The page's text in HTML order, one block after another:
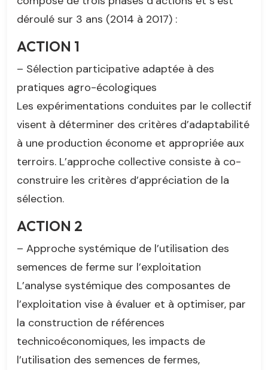
déroulé sur 3 ans (2014 à 2017) :
ACTION 1
– Sélection participative adaptée à des
pratiques agro-écologiques
Les expérimentations conduites par le collectif
visent à déterminer des critères d’adaptabilité
à une production économe et appropriée aux
terroirs. L’approche collective consiste à co-
construire les critères d’appréciation de la
sélection.
ACTION 2
– Approche systémique de l’utilisation des
semences de ferme sur l’exploitation
L’analyse systémique des composantes de
l’exploitation vise à évaluer et à optimiser, par
la construction de références
technicoéconomiques, les impacts de
l’utilisation des semences de fermes,